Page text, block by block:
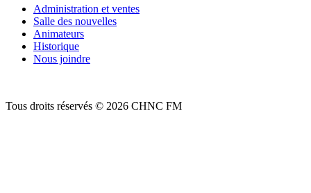
Administration et ventes
Salle des nouvelles
Animateurs
Historique
Nous joindre
Tous droits réservés © 2026 CHNC FM